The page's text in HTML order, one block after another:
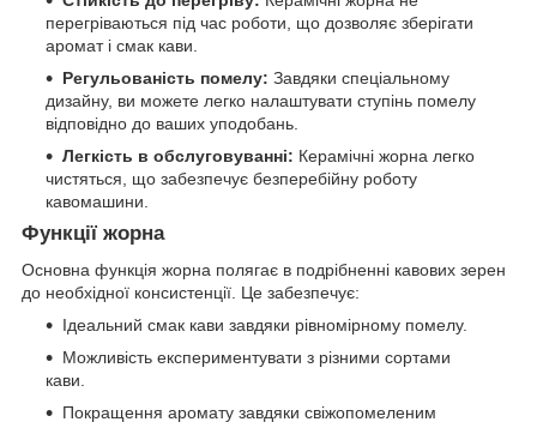
перегріваються під час роботи, що дозволяє зберігати
аромат і смак кави.
Регульованість помелу: Завдяки спеціальному
дизайну, ви можете легко налаштувати ступінь помелу
відповідно до ваших уподобань.
Легкість в обслуговуванні: Керамічні жорна легко
чистяться, що забезпечує безперебійну роботу
кавомашини.
Функції жорна
Основна функція жорна полягає в подрібненні кавових зерен
до необхідної консистенції. Це забезпечує:
Ідеальний смак кави завдяки рівномірному помелу.
Можливість експериментувати з різними сортами
кави.
Покращення аромату завдяки свіжопомеленим